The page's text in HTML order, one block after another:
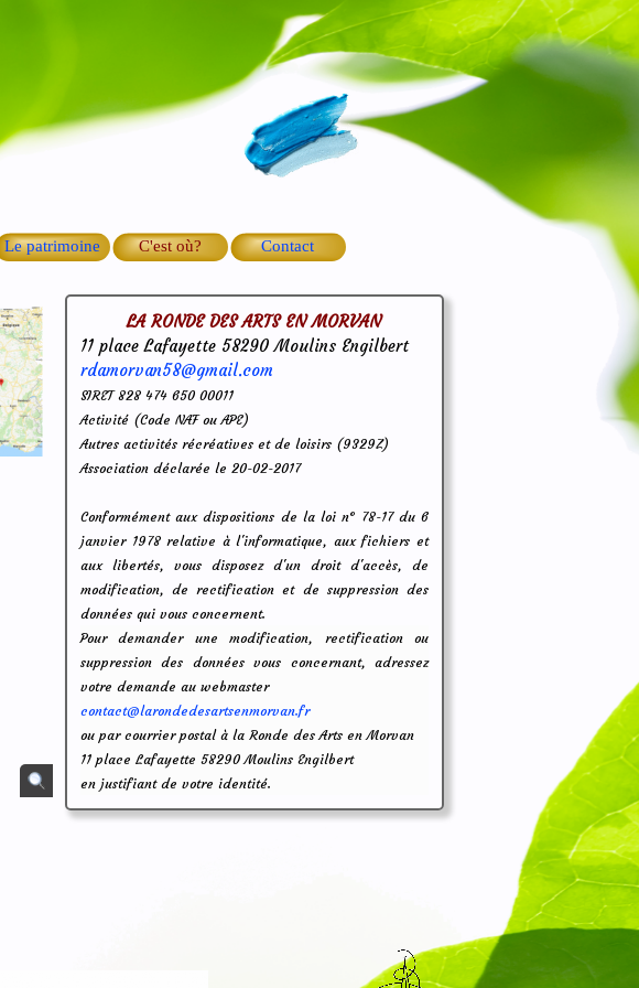
Le patrimoine C'est où? Contact
LA RONDE DES ARTS EN MORVAN
11 place Lafayette 58290 Moulins Engilbert
rdamorvan58@gmail.com
SIRET 828 474 650 00011
Activité (Code NAF ou APE)
Autres activités récréatives et de loisirs (9329Z)
Association déclarée le 20-02-2017
Conformément aux dispositions de la loi n° 78-17 du 6
janvier 1978 relative à l'informatique, aux fichiers et
aux libertés, vous disposez d'un droit d'accès, de
modification, de rectification et de suppression des
données qui vous concernent.
Pour demander une modification, rectification ou
suppression des données vous concernant, adressez
votre demande au webmaster
contact@larondedesartsenmorvan.fr
ou par courrier postal à la Ronde des Arts en Morvan
11 place Lafayette 58290 Moulins Engilbert
en justifiant de votre identité.